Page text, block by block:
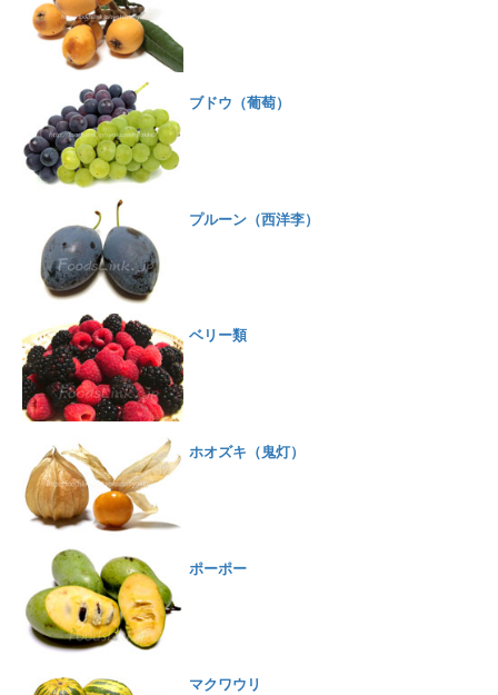
ブドウ（葡萄）
プルーン（西洋李）
ベリー類
ホオズキ（鬼灯）
ポーポー
マクワウリ